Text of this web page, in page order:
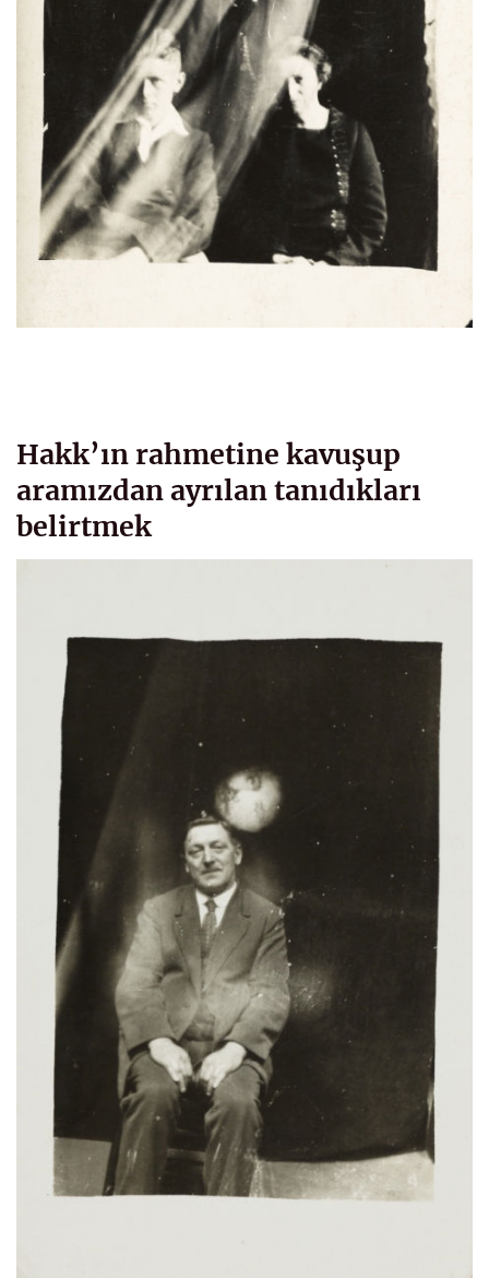
Hakk’ın rahmetine kavuşup
aramızdan ayrılan tanıdıkları
belirtmek